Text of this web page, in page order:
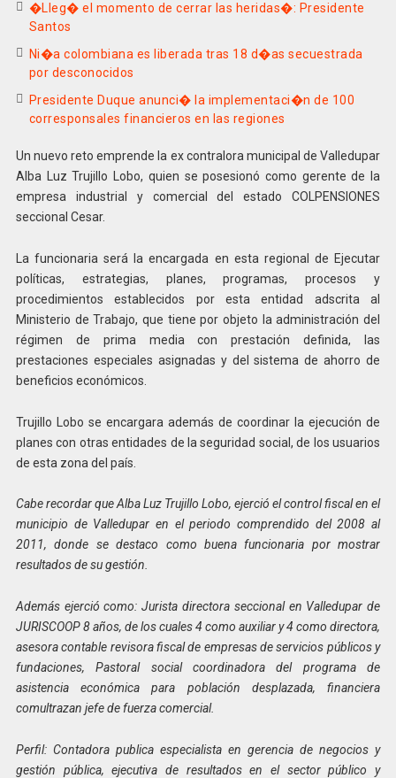
�Lleg� el momento de cerrar las heridas�: Presidente
Santos
Ni�a colombiana es liberada tras 18 d�as secuestrada
por desconocidos
Presidente Duque anunci� la implementaci�n de 100
corresponsales financieros en las regiones
Un nuevo reto emprende la ex contralora municipal de Valledupar
Alba Luz Trujillo Lobo, quien se posesionó como gerente de la
empresa industrial y comercial del estado COLPENSIONES
seccional Cesar.
La funcionaria será la encargada en esta regional de Ejecutar
políticas, estrategias, planes, programas, procesos y
procedimientos establecidos por esta entidad adscrita al
Ministerio de Trabajo, que tiene por objeto la administración del
régimen de prima media con prestación definida, las
prestaciones especiales asignadas y del sistema de ahorro de
beneficios económicos.
Trujillo Lobo se encargara además de coordinar la ejecución de
planes con otras entidades de la seguridad social, de los usuarios
de esta zona del país.
Cabe recordar que Alba Luz Trujillo Lobo, ejerció el control fiscal en el
municipio de Valledupar en el periodo comprendido del 2008 al
2011, donde se destaco como buena funcionaria por mostrar
resultados de su gestión.
Además ejerció como: Jurista directora seccional en Valledupar de
JURISCOOP 8 años, de los cuales 4 como auxiliar y 4 como directora,
asesora contable revisora fiscal de empresas de servicios públicos y
fundaciones, Pastoral social coordinadora del programa de
asistencia económica para población desplazada, financiera
comultrazan jefe de fuerza comercial.
Perfil: Contadora publica especialista en gerencia de negocios y
gestión pública, ejecutiva de resultados en el sector público y